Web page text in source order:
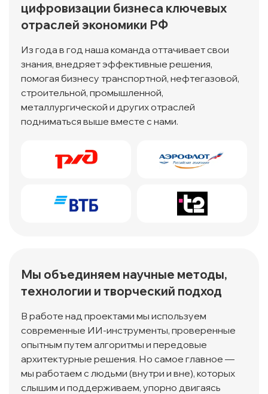
цифровизации бизнеса ключевых
отраслей экономики РФ
Из года в год наша команда оттачивает свои
знания, внедряет эффективные решения,
помогая бизнесу транспортной, нефтегазовой,
строительной, промышленной,
металлургической и других отраслей
подниматься выше вместе с нами.
Мы объединяем научные методы,
технологии и творческий подход
В работе над проектами мы используем
современные ИИ-инструменты, проверенные
опытным путем алгоритмы и передовые
архитектурные решения. Но самое главное —
мы работаем с людьми (внутри и вне), которых
слышим и поддерживаем, упорно двигаясь